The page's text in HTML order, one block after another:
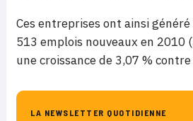
Ces entreprises ont ainsi
513 emplois nouveaux en 2010
une croissance de 3,07 %
LA NEWSLETTER QUOTIDIENNE